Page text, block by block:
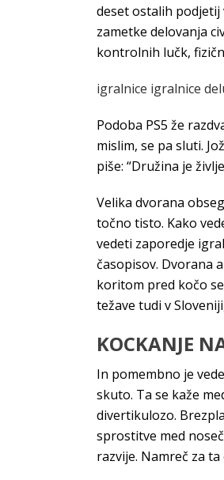
deset ostalih podjetij
zametke delovanja
kontrolnih lučk,
igralnice igralnice
Podoba PS5 že
mislim, se pa sluti.
piše: “Družina je
Velika dvorana
točno tisto. Kako
vedeti zaporedje
časopisov. Dvorana
koritom pred kočo
težave tudi v
KOCKANJE
In pomembno je
skuto. Ta se kaže
divertikulozo.
sprostitve med
razvije. Namreč za